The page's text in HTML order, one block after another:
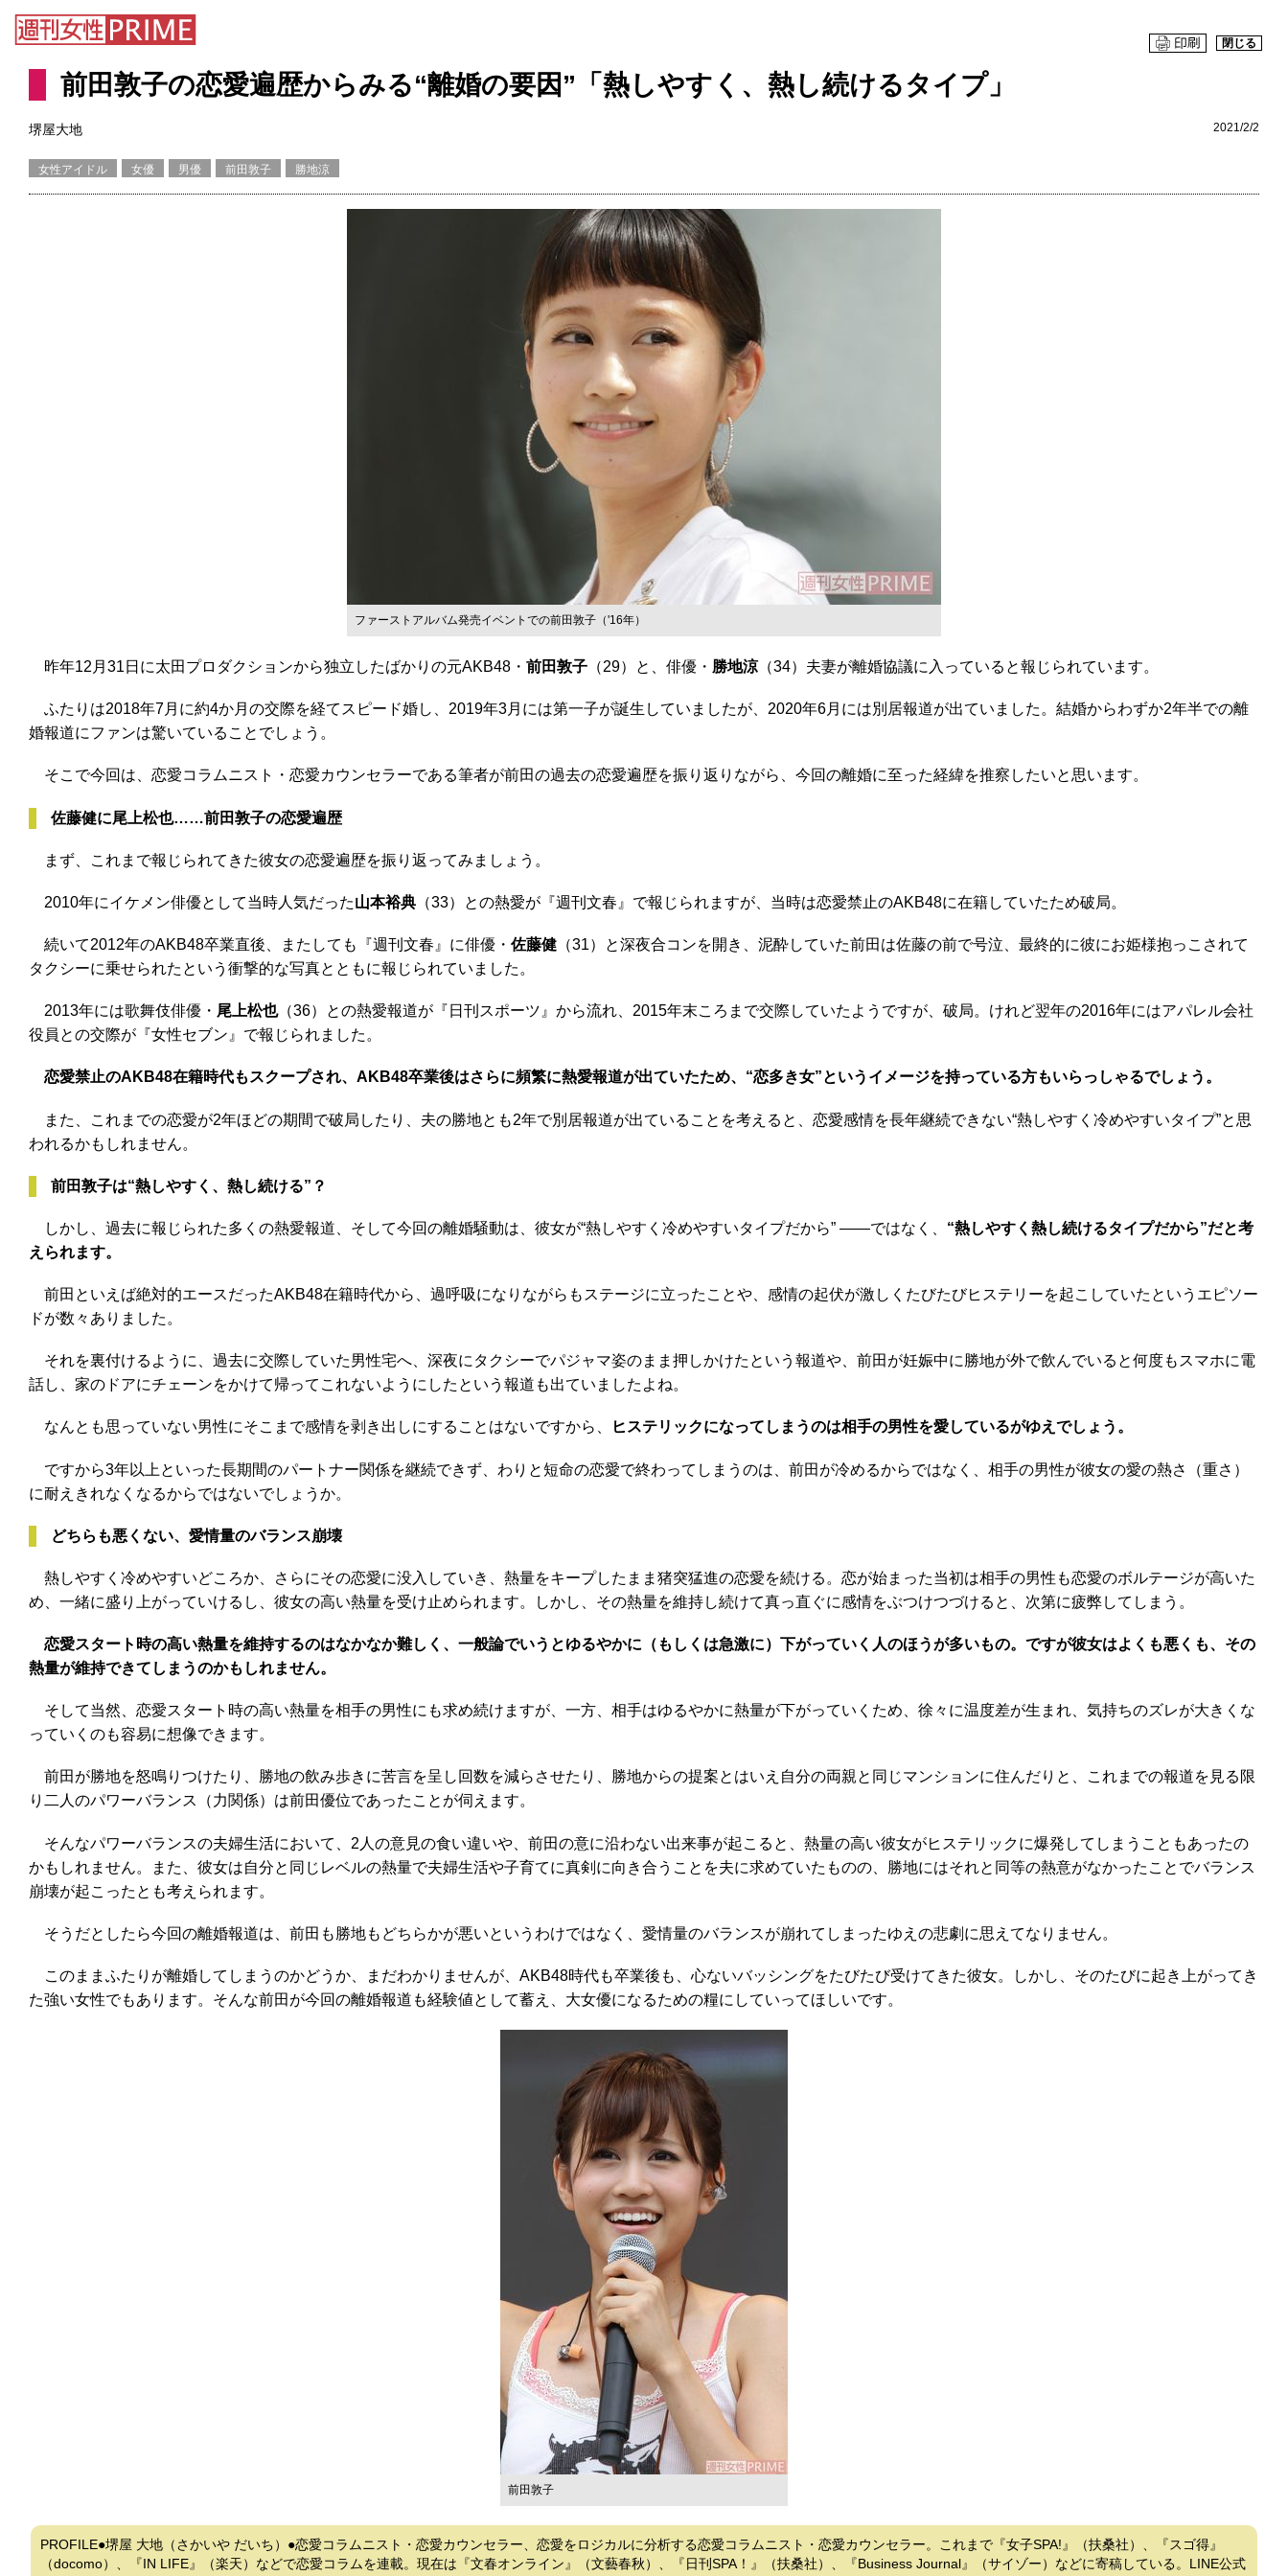
閉じる
前田敦子の恋愛遍歴からみる“離婚の要因”「熱しやすく、熱し続けるタイプ」
堺屋大地 2021/2/2
女性アイドル 女優 男優 前田敦子 勝地涼
ファーストアルバム発売イベントでの前田敦子（'16年）
昨年12月31日に太田プロダクションから独立したばかりの元AKB48・ 前田敦子 （29）と、俳優・ 勝地涼（34）夫妻が離婚協議に入っていると報じられています。
ふたりは2018年7月に約4か月の交際を経てスピード婚し、2019年3月には第一子が誕生していましたが、2020年6月には別居報道が出ていました。結婚からわずか2年半での離
婚報道にファンは驚いていることでしょう。
そこで今回は、恋愛コラムニスト・恋愛カウンセラーである筆者が前田の過去の恋愛遍歴を振り返りながら、今回の離婚に至った経緯を推察したいと思います。
佐藤健に尾上松也……前田敦子の恋愛遍歴
まず、これまで報じられてきた彼女の恋愛遍歴を振り返ってみましょう。
2010年にイケメン俳優として当時人気だった山本裕典 （33）との熱愛が『週刊文春』で報じられますが、当時は恋愛禁止のAKB48に在籍していたため破局。
続いて2012年のAKB48卒業直後、またしても『週刊文春』に俳優・ 佐藤健 （31）と深夜合コンを開き、泥酔していた前田は佐藤の前で号泣、最終的に彼にお姫様抱っこされて
タクシーに乗せられたという衝撃的な写真とともに報じられていました。
2013年には歌舞伎俳優・ 尾上松也（36）との熱愛報道が『日刊スポーツ』から流れ、2015年末ころまで交際していたようですが、破局。けれど翌年の2016年にはアパレル会社
役員との交際が『女性セブン』で報じられました。
恋愛禁止のAKB48在籍時代もスクープされ、AKB48卒業後はさらに頻繁に熱愛報道が出ていたため、“恋多き女”というイメージを持っている方もいらっしゃるでしょう。
また、これまでの恋愛が2年ほどの期間で破局したり、夫の勝地とも2年で別居報道が出ていることを考えると、恋愛感情を長年継続できない“熱しやすく冷めやすいタイプ”と思
われるかもしれません。
前田敦子は“熱しやすく、熱し続ける”？
しかし、過去に報じられた多くの熱愛報道、そして今回の離婚騒動は、彼女が“熱しやすく冷めやすいタイプだから” ――ではなく、 “熱しやすく熱し続けるタイプだから”だと考
えられます。
前田といえば絶対的エースだったAKB48在籍時代から、過呼吸になりながらもステージに立ったことや、感情の起伏が激しくたびたびヒステリーを起こしていたというエピソー
ドが数々ありました。
それを裏付けるように、過去に交際していた男性宅へ、深夜にタクシーでパジャマ姿のまま押しかけたという報道や、前田が妊娠中に勝地が外で飲んでいると何度もスマホに電
話し、家のドアにチェーンをかけて帰ってこれないようにしたという報道も出ていましたよね。
なんとも思っていない男性にそこまで感情を剥き出しにすることはないですから、 ヒステリックになってしまうのは相手の男性を愛しているがゆえでしょう。
ですから3年以上といった長期間のパートナー関係を継続できず、わりと短命の恋愛で終わってしまうのは、前田が冷めるからではなく、相手の男性が彼女の愛の熱さ（重さ）
に耐えきれなくなるからではないでしょうか。
どちらも悪くない、愛情量のバランス崩壊
熱しやすく冷めやすいどころか、さらにその恋愛に没入していき、熱量をキープしたまま猪突猛進の恋愛を続ける。恋が始まった当初は相手の男性も恋愛のボルテージが高いた
め、一緒に盛り上がっていけるし、彼女の高い熱量を受け止められます。しかし、その熱量を維持し続けて真っ直ぐに感情をぶつけつづけると、次第に疲弊してしまう。
恋愛スタート時の高い熱量を維持するのはなかなか難しく、一般論でいうとゆるやかに（もしくは急激に）下がっていく人のほうが多いもの。ですが彼女はよくも悪くも、その
熱量が維持できてしまうのかもしれません。
そして当然、恋愛スタート時の高い熱量を相手の男性にも求め続けますが、一方、相手はゆるやかに熱量が下がっていくため、徐々に温度差が生まれ、気持ちのズレが大きくな
っていくのも容易に想像できます。
前田が勝地を怒鳴りつけたり、勝地の飲み歩きに苦言を呈し回数を減らさせたり、勝地からの提案とはいえ自分の両親と同じマンションに住んだりと、これまでの報道を見る限
り二人のパワーバランス（力関係）は前田優位であったことが伺えます。
そんなパワーバランスの夫婦生活において、2人の意見の食い違いや、前田の意に沿わない出来事が起こると、熱量の高い彼女がヒステリックに爆発してしまうこともあったの
かもしれません。また、彼女は自分と同じレベルの熱量で夫婦生活や子育てに真剣に向き合うことを夫に求めていたものの、勝地にはそれと同等の熱意がなかったことでバランス
崩壊が起こったとも考えられます。
そうだとしたら今回の離婚報道は、前田も勝地もどちらかが悪いというわけではなく、愛情量のバランスが崩れてしまったゆえの悲劇に思えてなりません。
このままふたりが離婚してしまうのかどうか、まだわかりませんが、AKB48時代も卒業後も、心ないバッシングをたびたび受けてきた彼女。しかし、そのたびに起き上がってき
た強い女性でもあります。そんな前田が今回の離婚報道も経験値として蓄え、大女優になるための糧にしていってほしいです。
前田敦子
PROFILE●堺屋 大地（さかいや だいち）●恋愛コラムニスト・恋愛カウンセラー、恋愛をロジカルに分析する恋愛コラムニスト・恋愛カウンセラー。これまで『女子SPA!』（扶桑社）、『スゴ得』
（docomo）、『IN LIFE』（楽天）などで恋愛コラムを連載。現在は『文春オンライン』（文藝春秋）、『日刊SPA！』（扶桑社）、『Business Journal』（サイゾー）などに寄稿している。LINE公式